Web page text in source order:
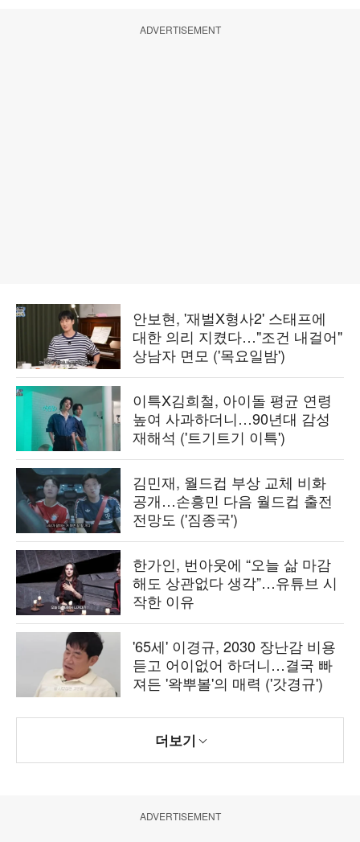
ADVERTISEMENT
안보현, '재벌X형사2' 스태프에
대한 의리 지켰다…"조건 내걸어"
상남자 면모 ('목요일밤')
이특X김희철, 아이돌 평균 연령
높여 사과하더니…90년대 감성
재해석 ('트기트기 이특')
김민재, 월드컵 부상 교체 비화
공개…손흥민 다음 월드컵 출전
전망도 ('짐종국')
한가인, 번아웃에 “오늘 삶 마감
해도 상관없다 생각”…유튜브 시
작한 이유
'65세' 이경규, 2030 장난감 비용
듣고 어이없어 하더니…결국 빠
져든 '왁뿌볼'의 매력 ('갓경규')
더보기
ADVERTISEMENT